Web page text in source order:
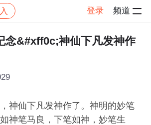
登录 频道
感慨 帖子详情
念&#xff0c;神仙下凡发神作
神仙下凡发神作了。神明的妙笔
神笔马良，下笔如神，妙笔生